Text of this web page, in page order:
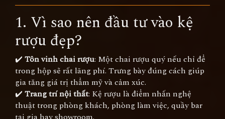
1. Vì sao nên đầu tư vào kệ
rượu đẹp?
✔️ Tôn vinh chai rượu: Một chai rượu quý nếu chỉ để
trong hộp sẽ rất lãng phí. Trưng bày đúng cách giúp
gia tăng giá trị thẩm mỹ và cảm xúc.
✔️ Trang trí nội thất: Kệ rượu là điểm nhấn nghệ
thuật trong phòng khách, phòng làm việc, quầy bar